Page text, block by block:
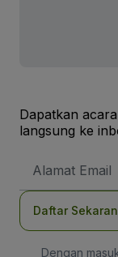
Dapatkan
langsung ke
Email
Daftar
Dengan